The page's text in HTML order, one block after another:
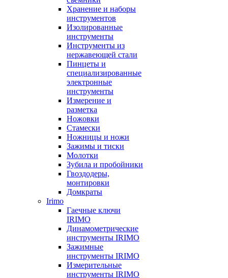
Хранение и наборы
инструментов
Изолированные
инструменты
Инструменты из
нержавеющей стали
Пинцеты и
специализированные
электронные
инструменты
Измерение и
разметка
Ножовки
Стамески
Ножницы и ножи
Зажимы и тиски
Молотки
Зубила и пробойники
Гвоздодеры,
монтировки
Домкраты
Irimo
Гаечные ключи
IRIMO
Динамометрические
инструменты IRIMO
Зажимные
инструменты IRIMO
Измерительные
инструменты IRIMO